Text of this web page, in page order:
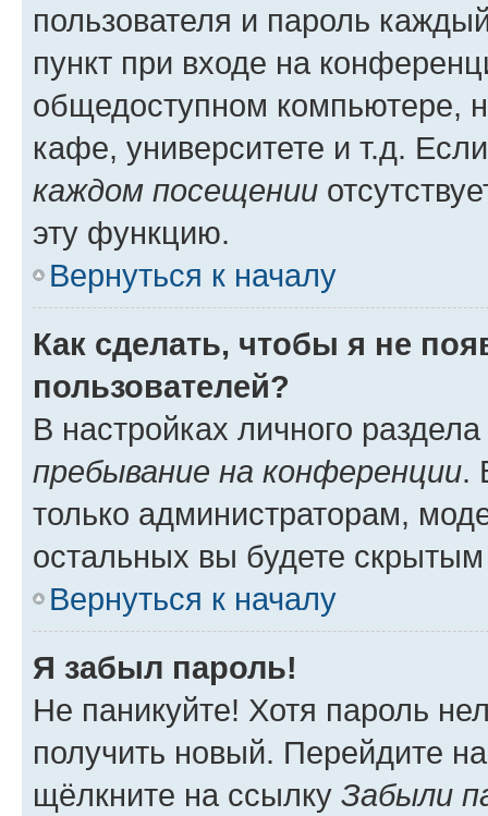
пользователя и пароль
пункт при входе на
общедоступном компьютере,
кафе, университете и т.д.
каждом посещении
эту функцию.
Вернуться к началу
Как сделать, чтобы я не
пользователей?
В настройках личного
пребывание на конференции.
только администраторам,
остальных вы будете
Вернуться к началу
Я забыл пароль!
Не паникуйте! Хотя пароль
получить новый. Перейдите
щёлкните на ссылку Забыли